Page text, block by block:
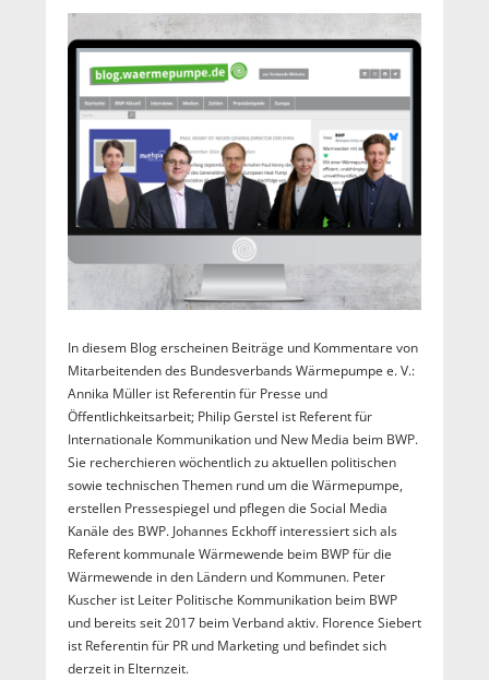
In diesem Blog erscheinen Beiträge und Kommentare von
Mitarbeitenden des Bundesverbands Wärmepumpe e. V.:
Annika Müller ist Referentin für Presse und
Öffentlichkeitsarbeit; Philip Gerstel ist Referent für
Internationale Kommunikation und New Media beim BWP.
Sie recherchieren wöchentlich zu aktuellen politischen
sowie technischen Themen rund um die Wärmepumpe,
erstellen Pressespiegel und pflegen die Social Media
Kanäle des BWP. Johannes Eckhoff interessiert sich als
Referent kommunale Wärmewende beim BWP für die
Wärmewende in den Ländern und Kommunen. Peter
Kuscher ist Leiter Politische Kommunikation beim BWP
und bereits seit 2017 beim Verband aktiv. Florence Siebert
ist Referentin für PR und Marketing und befindet sich
derzeit in Elternzeit.